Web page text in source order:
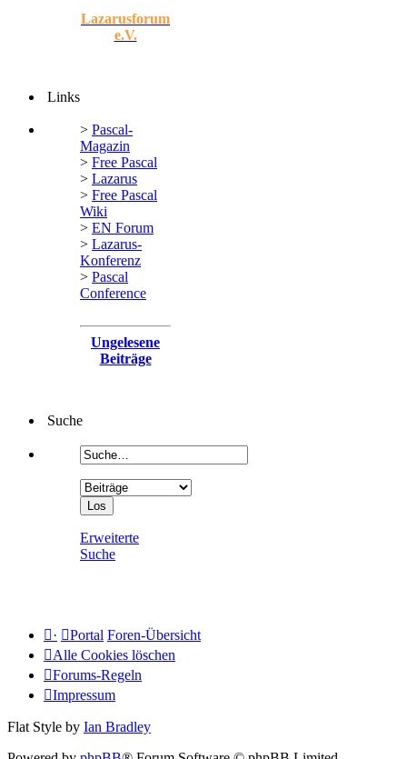
Lazarusforum
e.V.
Links
> Pascal-
Magazin
> Free Pascal
> Lazarus
> Free Pascal
Wiki
> EN Forum
> Lazarus-
Konferenz
> Pascal
Conference
Ungelesene
Beiträge
Suche
Erweiterte
Suche
· Portal Foren-Übersicht
Alle Cookies löschen
Forums-Regeln
Impressum
Flat Style by Ian Bradley